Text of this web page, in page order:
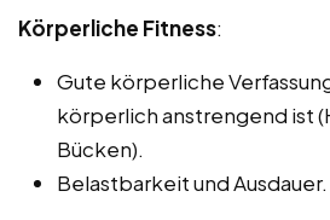
Körperliche Fitness:
Gute körperliche
körperlich anstrengend ist
Bücken).
Belastbarkeit und Ausdauer.